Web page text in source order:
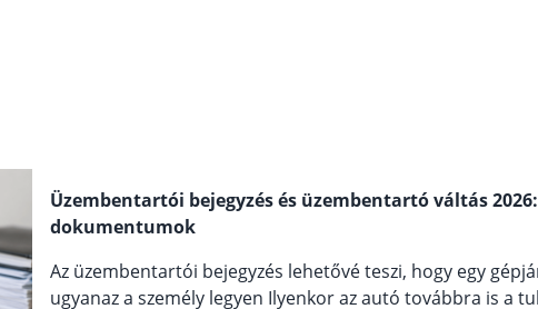
Üzembentartói bejegyzés és üzembentartó váltás
dokumentumok
Az üzembentartói bejegyzés lehetővé teszi, hogy egy
ugyanaz a személy legyen Ilyenkor az autó továbbra is a